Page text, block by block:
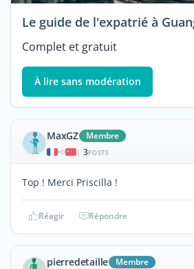
Le guide de l'expatrié à
Complet et gratuit
À lire sans modération
MaxGZ Membre
| 3POSTS
Top ! Merci Priscilla !
Réagir Répondre
pierredetaille Membre